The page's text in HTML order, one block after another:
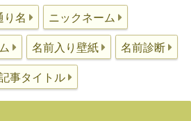
り名 ニックネーム
名前入り壁紙 名前診断
事タイトル